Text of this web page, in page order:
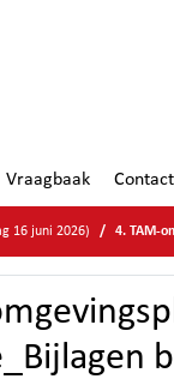
Vraagbaak Contact
16 juni 2026) 4. TAM-